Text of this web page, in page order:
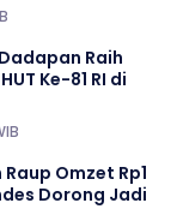
Raih
Ke-81 RI di
Omzet Rp1
Dorong Jadi